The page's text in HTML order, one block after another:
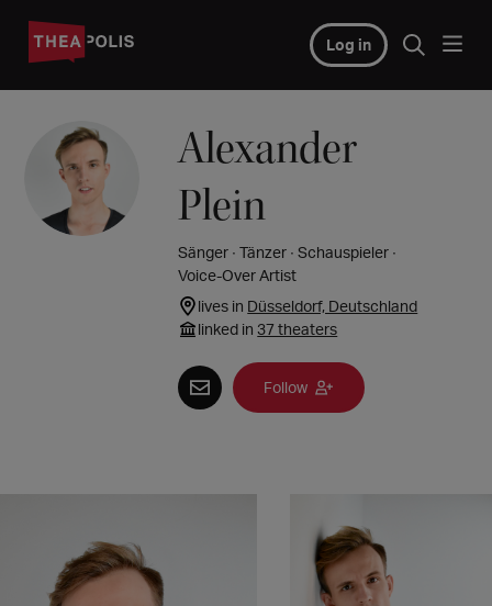
Log in
Alexander
Plein
Sänger ∙ Tänzer ∙ Schauspieler ∙
Voice-Over Artist
lives in Düsseldorf, Deutschland
linked in37 theaters
Follow